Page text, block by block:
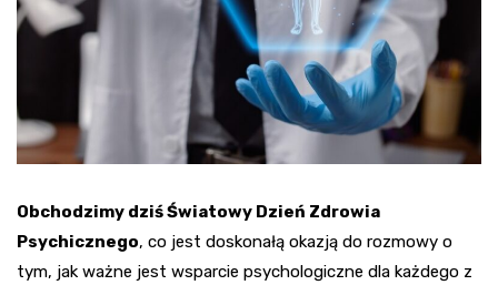
Obchodzimy dziś Światowy Dzień Zdrowia
Psychicznego, co jest doskonałą okazją do rozmowy o
tym, jak ważne jest wsparcie psychologiczne dla każdego z